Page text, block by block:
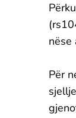
nëse
Për